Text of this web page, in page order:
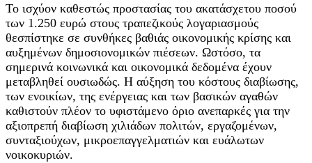
Το ισχύον καθεστώς προστασίας του ακατάσχετου ποσού
των 1.250 ευρώ στους τραπεζικούς λογαριασμούς
θεσπίστηκε σε συνθήκες βαθιάς οικονομικής κρίσης και
αυξημένων δημοσιονομικών πιέσεων. Ωστόσο, τα
σημερινά κοινωνικά και οικονομικά δεδομένα έχουν
μεταβληθεί ουσιωδώς. Η αύξηση του κόστους διαβίωσης,
των ενοικίων, της ενέργειας και των βασικών αγαθών
καθιστούν πλέον το υφιστάμενο όριο ανεπαρκές για την
αξιοπρεπή διαβίωση χιλιάδων πολιτών, εργαζομένων,
συνταξιούχων, μικροεπαγγελματιών και ευάλωτων
νοικοκυριών.